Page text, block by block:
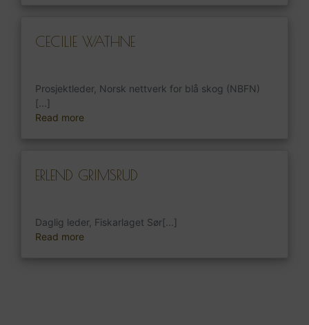
CECILIE WATHNE
Prosjektleder, Norsk nettverk for blå skog (NBFN)
[...]
Read more
ERLEND GRIMSRUD
Daglig leder, Fiskarlaget Sør[...]
Read more